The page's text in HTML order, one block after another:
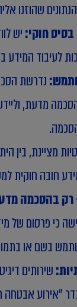
שהוזנו
חוקי:יש
לעיבוד המידע
מדעת,
מציינת, בין
חובה חוקית
רק בהסכמה
כי פרסום של
בשם או
"אירוע אבטחה